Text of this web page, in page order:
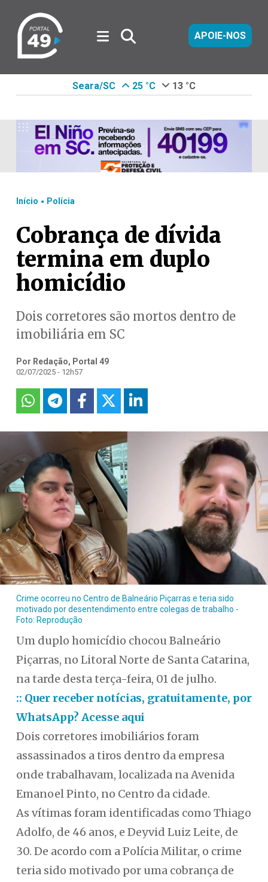
APOIE-NOS
Seara/SC 25 °C 13 °C
Início . Polícia
Cobrança de dívida
termina em duplo
homicídio
Dois corretores são mortos dentro de
imobiliária em SC
Por Redação, Portal 49
02/07/2025 - 12h57
Crime ocorreu no Centro de Balneário Piçarras e teria sido
motivado por desentendimento entre colegas de trabalho -
Foto: Reprodução
Um duplo homicídio chocou Balneário
Piçarras, no Litoral Norte de Santa Catarina,
na tarde desta terça-feira, 01 de julho.
:: Quer receber notícias, gratuitamente, por
WhatsApp? Acesse aqui
Dois corretores imobiliários foram
assassinados a tiros dentro da empresa
onde trabalhavam, localizada na Avenida
Emanoel Pinto, no Centro da cidade.
As vítimas foram identificadas como Thiago
Adolfo, de 46 anos, e Deyvid Luiz Leite, de
30. De acordo com a Polícia Militar, o crime
teria sido motivado por uma cobrança de